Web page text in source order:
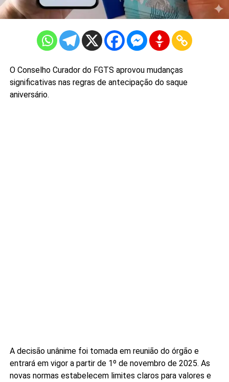
O Conselho Curador do FGTS aprovou mudanças
significativas nas regras de antecipação do saque
aniversário.
A decisão unânime foi tomada em reunião do órgão e
entrará em vigor a partir de 1º de novembro de 2025. As
novas normas estabelecem limites claros para valores e